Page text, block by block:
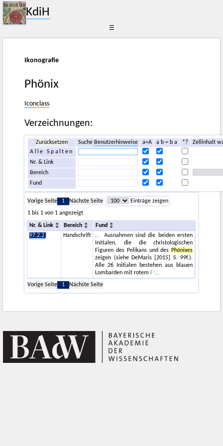
KdiH
☰
Ikonografie
Phönix
Iconclass
Verzeichnungen:
Zurücksetzen Suche Benutzerhinweise a=A a b = b a *?
Zellinhalt
Alle Spalten
Nr. & Link
Bereich
Fund
Vorige Seite 1 Nächste Seite
Einträge zeigen
1 bis 1 von 1 angezeigt
Nr. & Link Bereich
Fund
97.2.2.
Handschrift
. Ausnahmen sind die beiden ersten
Initialen, die die christologischen
Figuren des Pelikans und des Phönixes
zeigen (siehe DeMaris [2015] S. 99f.).
Alle 26 Initialen bestehen aus blauen
Lombarden mit rotem Fl
Vorige Seite
1 Nächste Seite